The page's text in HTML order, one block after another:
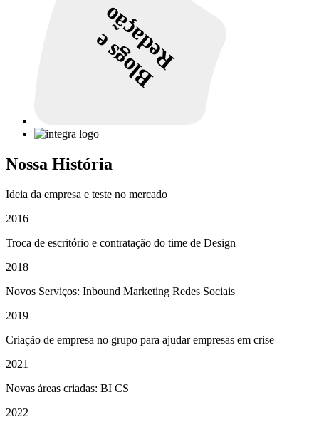
Blogs e
Redação
Nossa História
Ideia da empresa e teste no mercado
2016
Troca de escritório e contratação do time de Design
2018
Novos Serviços: Inbound Marketing Redes Sociais
2019
Criação de empresa no grupo para ajudar empresas em crise
2021
Novas áreas criadas: BI CS
2022